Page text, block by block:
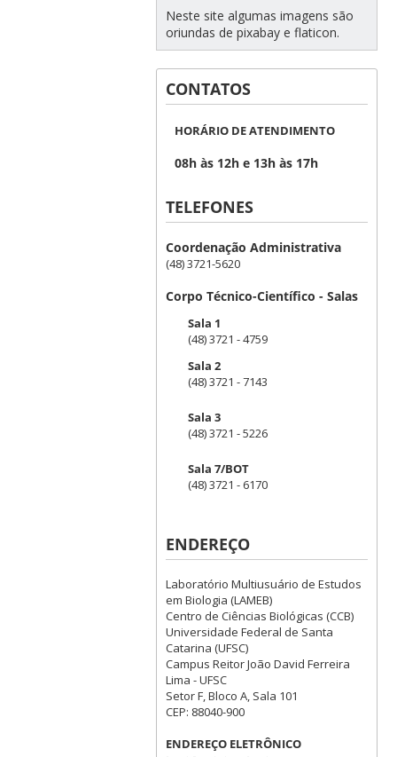
Neste site algumas imagens são
oriundas de pixabay e flaticon.
CONTATOS
HORÁRIO DE ATENDIMENTO
08h às 12h e 13h às 17h
TELEFONES
Coordenação Administrativa
(48) 3721-5620
Corpo Técnico-Científico - Salas
Sala 1
(48) 3721 - 4759
Sala 2
(48) 3721 - 7143
Sala 3
(48) 3721 - 5226
Sala 7/BOT
(48) 3721 - 6170
ENDEREÇO
Laboratório Multiusuário de Estudos
em Biologia (LAMEB)
Centro de Ciências Biológicas (CCB)
Universidade Federal de Santa
Catarina (UFSC)
Campus Reitor João David Ferreira
Lima - UFSC
Setor F, Bloco A, Sala 101
CEP: 88040-900
ENDEREÇO ELETRÔNICO